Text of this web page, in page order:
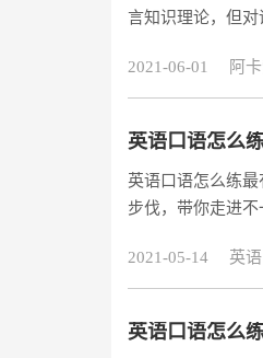
言知识理论，但
上岗的阿卡索外教一对一课程：点击试听1、
大家都在盯着自
2021-06-01 阿
英语口语怎么
英语口语怎么练
步伐，带你走进
多学一门语言，
流利地道的英式
2021-05-14 英
英语口语怎么